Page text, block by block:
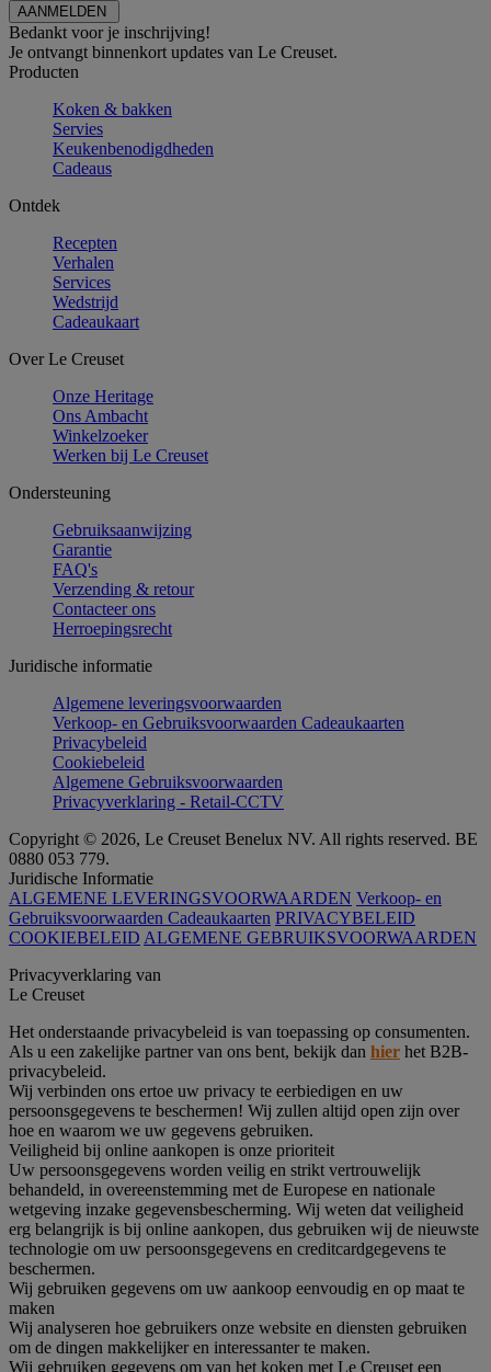
Bedankt voor je inschrijving!
Je ontvangt binnenkort updates van Le Creuset.
Producten
Koken & bakken
Servies
Keukenbenodigdheden
Cadeaus
Ontdek
Recepten
Verhalen
Services
Wedstrijd
Cadeaukaart
Over Le Creuset
Onze Heritage
Ons Ambacht
Winkelzoeker
Werken bij Le Creuset
Ondersteuning
Gebruiksaanwijzing
Garantie
FAQ's
Verzending & retour
Contacteer ons
Herroepingsrecht
Juridische informatie
Algemene leveringsvoorwaarden
Verkoop- en Gebruiksvoorwaarden Cadeaukaarten
Privacybeleid
Cookiebeleid
Algemene Gebruiksvoorwaarden
Privacyverklaring - Retail-CCTV
Copyright © 2026, Le Creuset Benelux NV. All rights reserved. BE
0880 053 779.
Juridische Informatie
ALGEMENE LEVERINGSVOORWAARDEN Verkoop- en
Gebruiksvoorwaarden Cadeaukaarten PRIVACYBELEID
COOKIEBELEID ALGEMENE GEBRUIKSVOORWAARDEN
Privacyverklaring van
Le Creuset
Het onderstaande privacybeleid is van toepassing op consumenten.
Als u een zakelijke partner van ons bent, bekijk dan hier het B2B-
privacybeleid.
Wij verbinden ons ertoe uw privacy te eerbiedigen en uw
persoonsgegevens te beschermen! Wij zullen altijd open zijn over
hoe en waarom we uw gegevens gebruiken.
Veiligheid bij online aankopen is onze prioriteit
Uw persoonsgegevens worden veilig en strikt vertrouwelijk
behandeld, in overeenstemming met de Europese en nationale
wetgeving inzake gegevensbescherming. Wij weten dat veiligheid
erg belangrijk is bij online aankopen, dus gebruiken wij de nieuwste
technologie om uw persoonsgegevens en creditcardgegevens te
beschermen.
Wij gebruiken gegevens om uw aankoop eenvoudig en op maat te
maken
Wij analyseren hoe gebruikers onze website en diensten gebruiken
om de dingen makkelijker en interessanter te maken.
Wij gebruiken gegevens om van het koken met Le Creuset een